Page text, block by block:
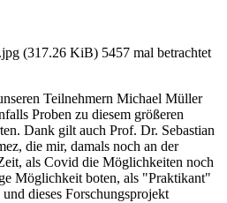
(317.26 KiB) 5457 mal betrachtet
Teilnehmern Michael Müller
Proben zu diesem größeren
Dank gilt auch Prof. Dr. Sebastian
die mir, damals noch an der
als Covid die Möglichkeiten noch
Möglichkeit boten, als "Praktikant"
dieses Forschungsprojekt